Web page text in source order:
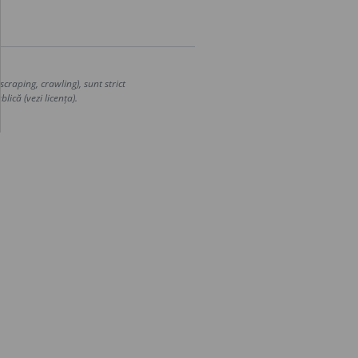
crawling), sunt strict
(vezi licența).